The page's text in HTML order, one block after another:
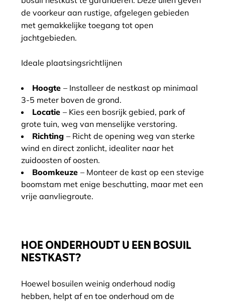
de voorkeur aan rustige, afgelegen gebieden
met gemakkelijke toegang tot open
jachtgebieden.
Ideale plaatsingsrichtlijnen
Hoogte – Installeer de nestkast op minimaal
3-5 meter boven de grond.
Locatie – Kies een bosrijk gebied, park of
grote tuin, weg van menselijke verstoring.
Richting – Richt de opening weg van sterke
wind en direct zonlicht, idealiter naar het
zuidoosten of oosten.
Boomkeuze – Monteer de kast op een stevige
boomstam met enige beschutting, maar met een
vrije aanvliegroute.
HOE ONDERHOUDT U EEN BOSUIL
NESTKAST?
Hoewel bosuilen weinig onderhoud nodig
hebben, helpt af en toe onderhoud om de